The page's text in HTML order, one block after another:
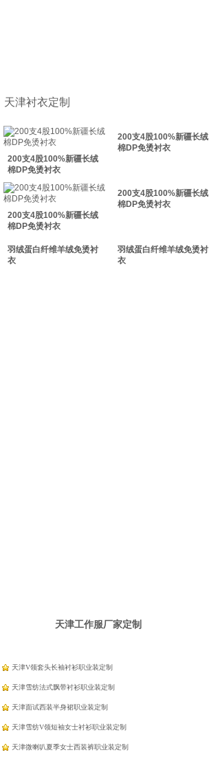
天津衬衣定制
200支4股100%新疆长绒
棉DP免烫衬衣
200支4股100%新疆长绒
棉DP免烫衬衣
200支4股100%新疆长绒
棉DP免烫衬衣
200支4股100%新疆长绒
棉DP免烫衬衣
羽绒蛋白纤维羊绒免烫衬
衣
羽绒蛋白纤维羊绒免烫衬
衣
双击此处添加文字
双击此处添加文字
天津工作服厂家定制
天津V领套头长袖衬衫职业装定制
天津雪纺法式飘带衬衫职业装定制
天津面试西装半身裙职业装定制
天津雪纺V领短袖女士衬衫职业装定制
天津微喇叭夏季女士西装裤职业装定制